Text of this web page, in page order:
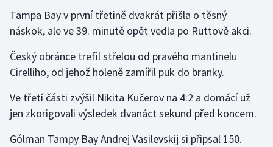
Tampa Bay v první třetině dvakrát přišla o těsný
náskok, ale ve 39. minutě opět vedla po Ruttově akci.
Český obránce trefil střelou od pravého mantinelu
Cirelliho, od jehož holeně zamířil puk do branky.
Ve třetí části zvýšil Nikita Kučerov na 4:2 a domácí už
jen zkorigovali výsledek dvanáct sekund před koncem.
Gólman Tampy Bay Andrej Vasilevskij si připsal 150.